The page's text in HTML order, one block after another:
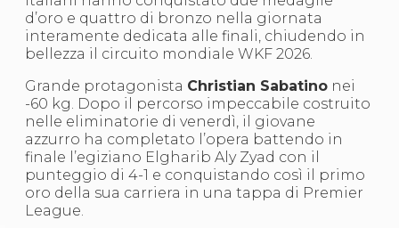
S'istrumpa
News
Calendario Attività
La disciplina
News
Merchandising
Mappa del sito
Cerca
Contatti
News
d’oro e quattro di bronzo nella giornata
interamente dedicata alle finali, chiudendo in
bellezza il circuito mondiale WKF 2026.
Grande protagonista Christian Sabatino nei
-60 kg. Dopo il percorso impeccabile costruito
nelle eliminatorie di venerdì, il giovane
azzurro ha completato l’opera battendo in
finale l’egiziano Elgharib Aly Zyad con il
punteggio di 4-1 e conquistando così il primo
oro della sua carriera in una tappa di Premier
League.